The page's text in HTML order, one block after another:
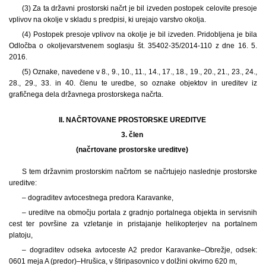
(3) Za ta državni prostorski načrt je bil izveden postopek celovite presoje
vplivov na okolje v skladu s predpisi, ki urejajo varstvo okolja.
(4) Postopek presoje vplivov na okolje je bil izveden. Pridobljena je bila
Odločba o okoljevarstvenem soglasju št. 35402-35/2014-110 z dne 16. 5.
2016.
(5) Oznake, navedene v 8., 9., 10., 11., 14., 17., 18., 19., 20., 21., 23., 24.,
28., 29., 33. in 40. členu te uredbe, so oznake objektov in ureditev iz
grafičnega dela državnega prostorskega načrta.
II. NAČRTOVANE PROSTORSKE UREDITVE
3. člen
(načrtovane prostorske ureditve)
S tem državnim prostorskim načrtom se načrtujejo naslednje prostorske
ureditve:
– dograditev avtocestnega predora Karavanke,
– ureditve na območju portala z gradnjo portalnega objekta in servisnih
cest ter površine za vzletanje in pristajanje helikopterjev na portalnem
platoju,
– dograditev odseka avtoceste A2 predor Karavanke–Obrežje, odsek:
0601 meja A (predor)–Hrušica, v štiripasovnico v dolžini okvirno 620 m,